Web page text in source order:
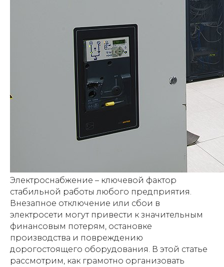
Электроснабжение – ключевой фактор
стабильной работы любого предприятия.
Внезапное отключение или сбои в
электросети могут привести к значительным
финансовым потерям, остановке
производства и повреждению
дорогостоящего оборудования. В этой статье
рассмотрим, как грамотно организовать